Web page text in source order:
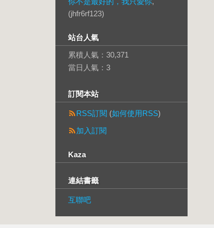
(jhfr6rf123)
站台人氣
累積人氣： 30,371
當日人氣： 3
訂閱本站
RSS訂閱 (如何使用RSS)
加入訂閱
Kaza
連結書籤
互聯吧